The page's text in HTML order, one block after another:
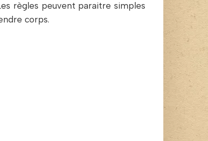
règles peuvent paraitre simples
corps.